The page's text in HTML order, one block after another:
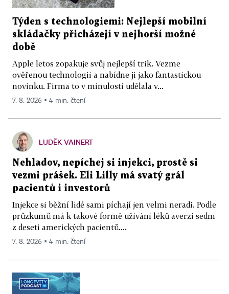
Týden s technologiemi: Nejlepší mobilní
skládačky přicházejí v nejhorší možné
době
Apple letos zopakuje svůj nejlepší trik. Vezme
ověřenou technologii a nabídne ji jako fantastickou
novinku. Firma to v minulosti udělala v...
7. 8. 2026 ▪ 4 min. čtení
LUDĚK VAINERT
Nehladov, nepíchej si injekci, prostě si
vezmi prášek. Eli Lilly má svatý grál
pacientů i investorů
Injekce si běžní lidé sami píchají jen velmi neradi. Podle
průzkumů má k takové formě užívání léků averzi sedm
z deseti amerických pacientů....
7. 8. 2026 ▪ 4 min. čtení